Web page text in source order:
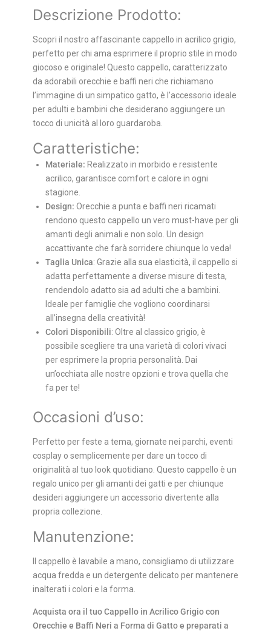
Descrizione Prodotto:
Scopri il nostro affascinante cappello in acrilico grigio,
perfetto per chi ama esprimere il proprio stile in modo
giocoso e originale! Questo cappello, caratterizzato
da adorabili orecchie e baffi neri che richiamano
l’immagine di un simpatico gatto, è l’accessorio ideale
per adulti e bambini che desiderano aggiungere un
tocco di unicità al loro guardaroba.
Caratteristiche:
Materiale: Realizzato in morbido e resistente
acrilico, garantisce comfort e calore in ogni
stagione.
Design: Orecchie a punta e baffi neri ricamati
rendono questo cappello un vero must-have per gli
amanti degli animali e non solo. Un design
accattivante che farà sorridere chiunque lo veda!
Taglia Unica: Grazie alla sua elasticità, il cappello si
adatta perfettamente a diverse misure di testa,
rendendolo adatto sia ad adulti che a bambini.
Ideale per famiglie che vogliono coordinarsi
all’insegna della creatività!
Colori Disponibili: Oltre al classico grigio, è
possibile scegliere tra una varietà di colori vivaci
per esprimere la propria personalità. Dai
un’occhiata alle nostre opzioni e trova quella che
fa per te!
Occasioni d’uso:
Perfetto per feste a tema, giornate nei parchi, eventi
cosplay o semplicemente per dare un tocco di
originalità al tuo look quotidiano. Questo cappello è un
regalo unico per gli amanti dei gatti e per chiunque
desideri aggiungere un accessorio divertente alla
propria collezione.
Manutenzione:
Il cappello è lavabile a mano, consigliamo di utilizzare
acqua fredda e un detergente delicato per mantenere
inalterati i colori e la forma.
Acquista ora il tuo Cappello in Acrilico Grigio con
Orecchie e Baffi Neri a Forma di Gatto e preparati a